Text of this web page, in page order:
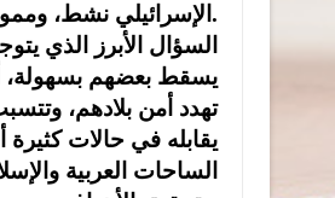
الإسرائيلي نشط، وممول ماليا، وأهدافه محددة، ويعمل على امتداد مساحة واسعة في المنطقة ودول العالم.
السؤال الأبرز الذي
يسقط بعضهم بسهولة،
تهدد أمن بلادهم،
يقابله في حالات
الساحات العربية